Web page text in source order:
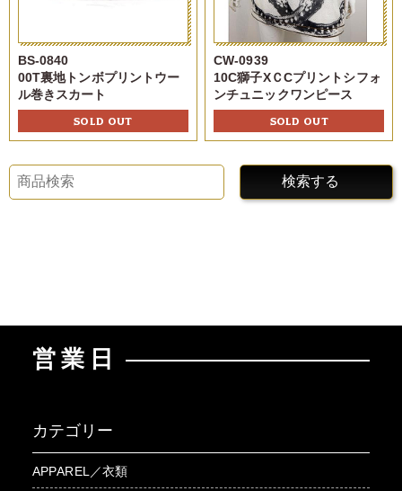
BS-0840
00T裏地トンボプリントウー
ル巻きスカート
SOLD OUT
CW-0939
10C獅子XＣCプリントシフォ
ンチュニックワンピース
SOLD OUT
検索する
営業日
カテゴリー
APPAREL／衣類